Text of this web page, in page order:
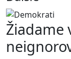
Žiadame